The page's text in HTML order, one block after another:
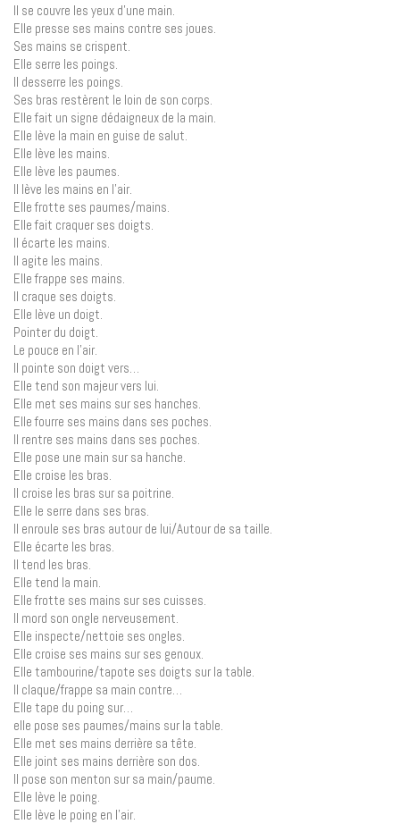
Il se couvre les yeux d’une main.
Elle presse ses mains contre ses joues.
Ses mains se crispent.
Elle serre les poings.
Il desserre les poings.
Ses bras restèrent le loin de son corps.
Elle fait un signe dédaigneux de la main.
Elle lève la main en guise de salut.
Elle lève les mains.
Elle lève les paumes.
Il lève les mains en l’air.
Elle frotte ses paumes/mains.
Elle fait craquer ses doigts.
Il écarte les mains.
Il agite les mains.
Elle frappe ses mains.
Il craque ses doigts.
Elle lève un doigt.
Pointer du doigt.
Le pouce en l’air.
Il pointe son doigt vers…
Elle tend son majeur vers lui.
Elle met ses mains sur ses hanches.
Elle fourre ses mains dans ses poches.
Il rentre ses mains dans ses poches.
Elle pose une main sur sa hanche.
Elle croise les bras.
Il croise les bras sur sa poitrine.
Elle le serre dans ses bras.
Il enroule ses bras autour de lui/Autour de sa taille.
Elle écarte les bras.
Il tend les bras.
Elle tend la main.
Elle frotte ses mains sur ses cuisses.
Il mord son ongle nerveusement.
Elle inspecte/nettoie ses ongles.
Elle croise ses mains sur ses genoux.
Elle tambourine/tapote ses doigts sur la table.
Il claque/frappe sa main contre…
Elle tape du poing sur…
elle pose ses paumes/mains sur la table.
Elle met ses mains derrière sa tête.
Elle joint ses mains derrière son dos.
Il pose son menton sur sa main/paume.
Elle lève le poing.
Elle lève le poing en l’air.